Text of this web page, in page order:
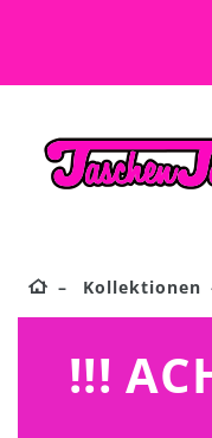
Kollektionen
!!!